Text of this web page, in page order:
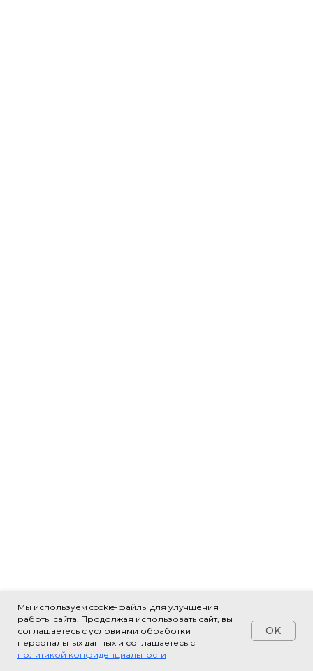
Мы используем cookie-файлы для улучшения
работы сайта. Продолжая использовать сайт, вы
соглашаетесь с условиями обработки
персональных данных и соглашаетесь с
политикой конфиденциальности
OK